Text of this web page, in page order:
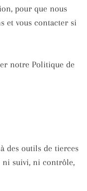
pour que nous
et vous contacter si
notre Politique de
des outils de tierces
ni suivi, ni contrôle,